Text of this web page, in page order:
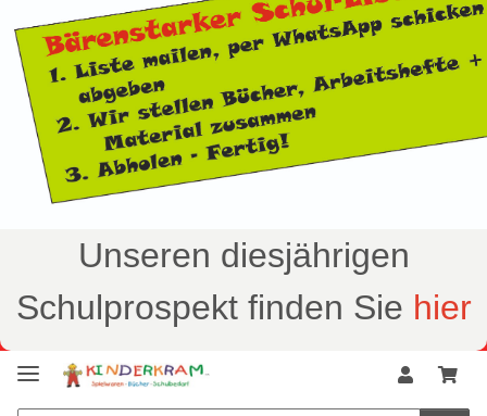
Unseren diesjährigen
Schulprospekt finden Sie hier